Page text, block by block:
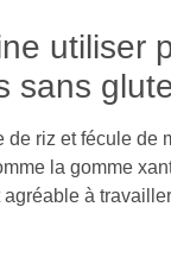
utiliser
sans
de riz et fécule de
la gomme
à